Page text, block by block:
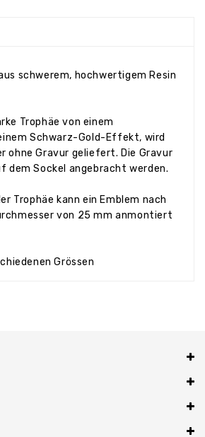
schwerem, hochwertigem Resin
Trophäe von einem
Schwarz-Gold-Effekt, wird
ohne Gravur geliefert. Die Gravur
dem Sockel angebracht werden.
Trophäe kann ein Emblem nach
von 25 mm anmontiert
Grössen